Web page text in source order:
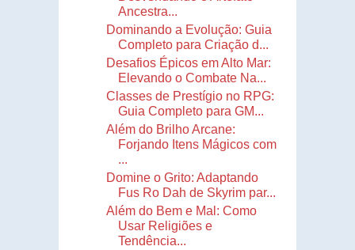
Ancestra...
Dominando a Evolução: Guia
Completo para Criação d...
Desafios Épicos em Alto Mar:
Elevando o Combate Na...
Classes de Prestígio no RPG:
Guia Completo para GM...
Além do Brilho Arcane:
Forjando Itens Mágicos com
...
Domine o Grito: Adaptando
Fus Ro Dah de Skyrim par...
Além do Bem e Mal: Como
Usar Religiões e
Tendência...